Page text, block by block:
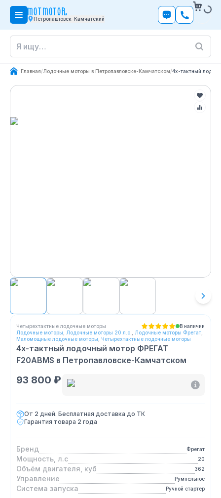
Петропавловск-Камчатский
Главная/Лодочные моторы в Петропавловске-Камчатском/4х-тактный
Четырехтактные лодочные моторы
В наличии
Лодочные моторы
Лодочные моторы 20 л.с. Лодочные моторы Фрегат
Маломощные лодочные моторы
Четырехтактные лодочные моторы
4х-тактный лодочный мотор ФРЕГАТ
F20ABMS в Петропавловске-Камчатском
93 800 ₽
От 2 дней. Бесплатная доставка до ТК
Гарантия товара 2 года
Бренд Фрегат
Мощность, л.с 20
Объём двигателя, куб 362
Управление Румпельное
Система запуска Ручной стартер